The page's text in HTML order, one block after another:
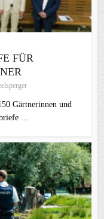
FÜR
Gärtnerinnen und
...